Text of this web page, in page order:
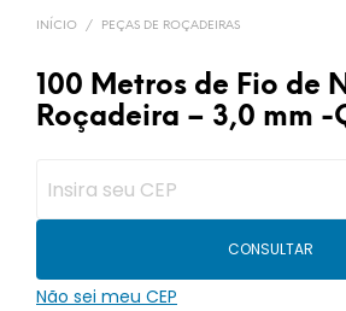
INÍCIO / PEÇAS DE ROÇADEIRAS
100 Metros de Fio de
Roçadeira – 3,0 mm -
CONSULTAR
Não sei meu CEP